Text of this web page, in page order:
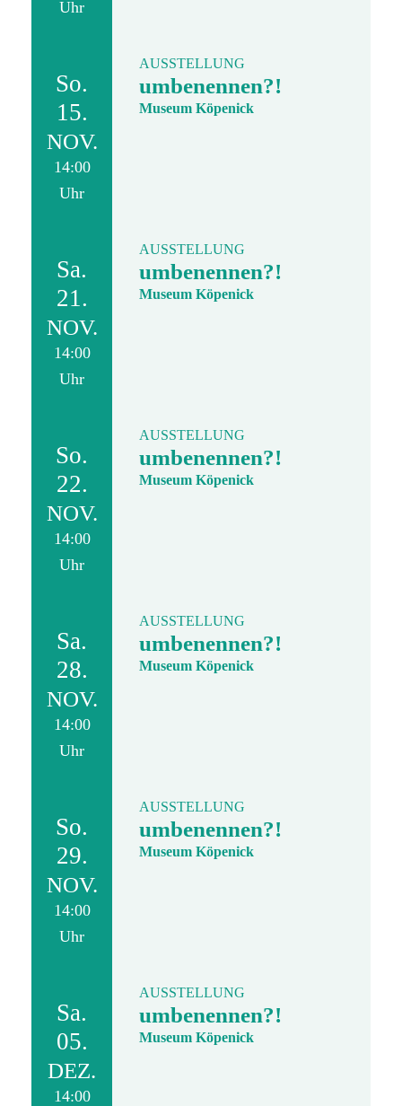
Uhr
So.
15.
NOV.
14:00
Uhr
AUSSTELLUNG
umbenennen?!
Museum Köpenick
Sa.
21.
NOV.
14:00
Uhr
AUSSTELLUNG
umbenennen?!
Museum Köpenick
So.
22.
NOV.
14:00
Uhr
AUSSTELLUNG
umbenennen?!
Museum Köpenick
Sa.
28.
NOV.
14:00
Uhr
AUSSTELLUNG
umbenennen?!
Museum Köpenick
So.
29.
NOV.
14:00
Uhr
AUSSTELLUNG
umbenennen?!
Museum Köpenick
Sa.
05.
DEZ.
14:00
AUSSTELLUNG
umbenennen?!
Museum Köpenick